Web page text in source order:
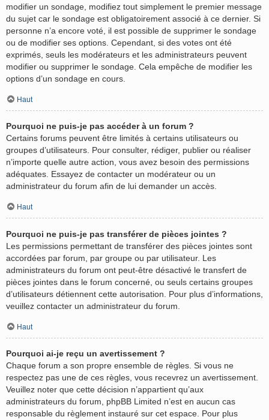
modifier un sondage, modifiez tout simplement le premier message
du sujet car le sondage est obligatoirement associé à ce dernier. Si
personne n’a encore voté, il est possible de supprimer le sondage
ou de modifier ses options. Cependant, si des votes ont été
exprimés, seuls les modérateurs et les administrateurs peuvent
modifier ou supprimer le sondage. Cela empêche de modifier les
options d’un sondage en cours.
Haut
Pourquoi ne puis-je pas accéder à un forum ?
Certains forums peuvent être limités à certains utilisateurs ou
groupes d’utilisateurs. Pour consulter, rédiger, publier ou réaliser
n’importe quelle autre action, vous avez besoin des permissions
adéquates. Essayez de contacter un modérateur ou un
administrateur du forum afin de lui demander un accès.
Haut
Pourquoi ne puis-je pas transférer de pièces jointes ?
Les permissions permettant de transférer des pièces jointes sont
accordées par forum, par groupe ou par utilisateur. Les
administrateurs du forum ont peut-être désactivé le transfert de
pièces jointes dans le forum concerné, ou seuls certains groupes
d’utilisateurs détiennent cette autorisation. Pour plus d’informations,
veuillez contacter un administrateur du forum.
Haut
Pourquoi ai-je reçu un avertissement ?
Chaque forum a son propre ensemble de règles. Si vous ne
respectez pas une de ces règles, vous recevrez un avertissement.
Veuillez noter que cette décision n’appartient qu’aux
administrateurs du forum, phpBB Limited n’est en aucun cas
responsable du règlement instauré sur cet espace. Pour plus